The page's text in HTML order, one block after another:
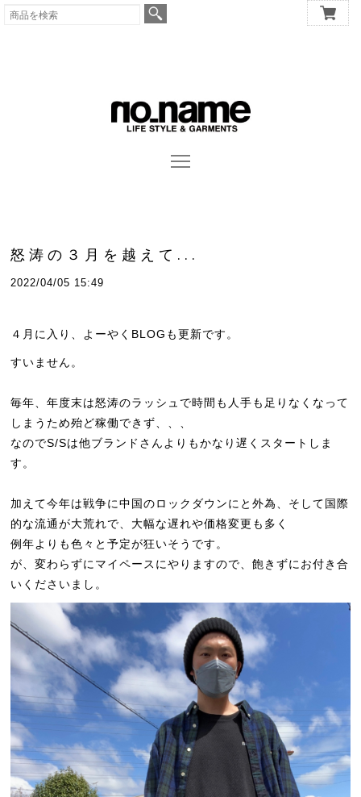
怒涛の３月を越えて...
2022/04/05 15:49
４月に入り、よーやくBLOGも更新です。
すいません。
毎年、年度末は怒涛のラッシュで時間も人手も足りなくなって
しまうため殆ど稼働できず、、、
なのでS/Sは他ブランドさんよりもかなり遅くスタートしま
す。
加えて今年は戦争に中国のロックダウンにと外為、そして国際
的な流通が大荒れで、大幅な遅れや価格変更も多く
例年よりも色々と予定が狂いそうです。
が、変わらずにマイペースにやりますので、飽きずにお付き合
いくださいまし。